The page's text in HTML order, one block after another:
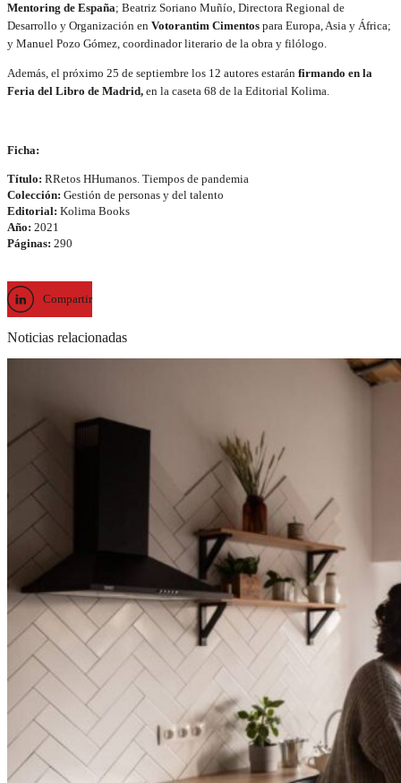
Mentoring de España; Beatriz Soriano Muñío, Directora Regional de
Desarrollo y Organización en Votorantim Cimentos para Europa, Asia y África;
y Manuel Pozo Gómez, coordinador literario de la obra y filólogo.
Además, el próximo 25 de septiembre los 12 autores estarán firmando en la
Feria del Libro de Madrid, en la caseta 68 de la Editorial Kolima.
Ficha:
Título: RRetos HHumanos. Tiempos de pandemia
Colección: Gestión de personas y del talento
Editorial: Kolima Books
Año: 2021
Páginas: 290
Compartir
Noticias relacionadas